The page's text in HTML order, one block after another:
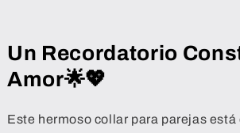
Un Recordatorio
Amor🌟💖
Este hermoso collar para parejas está